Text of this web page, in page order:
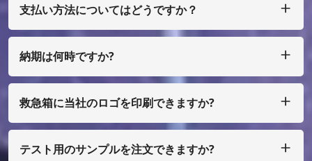
支払い方法についてはどうですか？
は、ペイパル、ウェスタン ユニオン、マネーグラム、エスク
ローなどで支払うことができます。
納期は何時ですか?
救急箱に当社のロゴを印刷できますか?
とができます、ほんの少量で、あなたはフィルムコストを支払
う必要があります
テスト用のサンプルを注文できますか?